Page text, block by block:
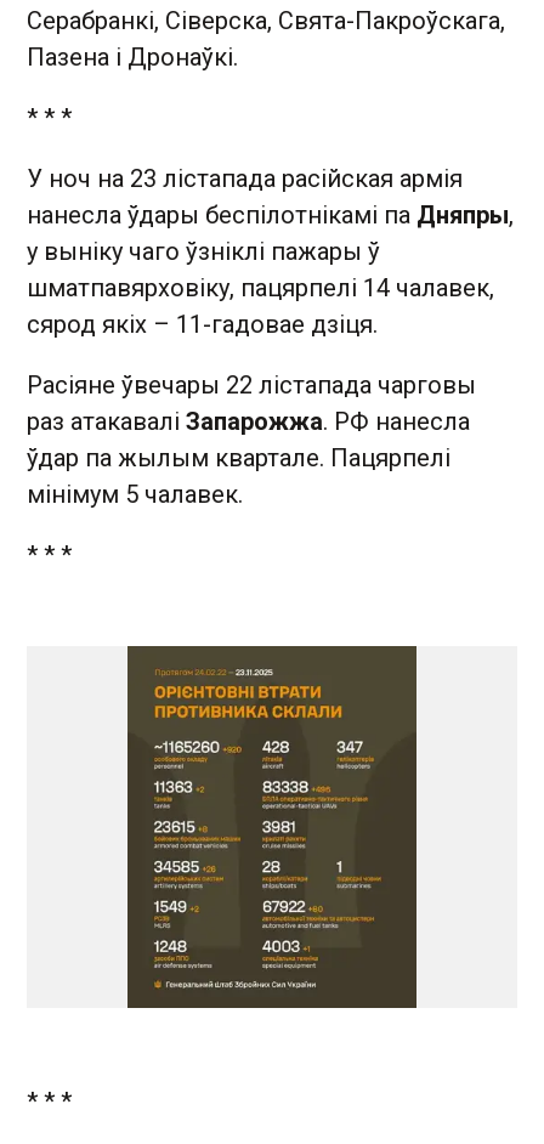
Серабранкі, Сіверска, Свята-Пакроўскага,
Пазена і Дронаўкі.
* * *
У ноч на 23 лістапада расійская армія
нанесла ўдары беспілотнікамі па Дняпры,
у выніку чаго ўзніклі пажары ў
шматпавярховіку, пацярпелі 14 чалавек,
сярод якіх – 11-гадовае дзіця.
Расіяне ўвечары 22 лістапада чарговы
раз атакавалі Запарожжа. РФ нанесла
ўдар па жылым квартале. Пацярпелі
мінімум 5 чалавек.
* * *
* * *